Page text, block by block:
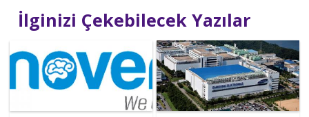
İlginizi Çekebilecek Yazılar